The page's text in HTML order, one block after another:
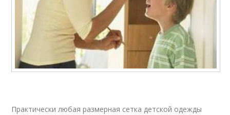
Практически любая размерная сетка детской одежды